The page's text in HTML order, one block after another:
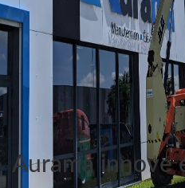
Aurama innove